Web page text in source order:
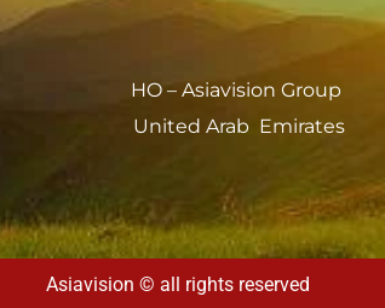
HO – Asiavision Group
United Arab Emirates
Asiavision © all rights reserved